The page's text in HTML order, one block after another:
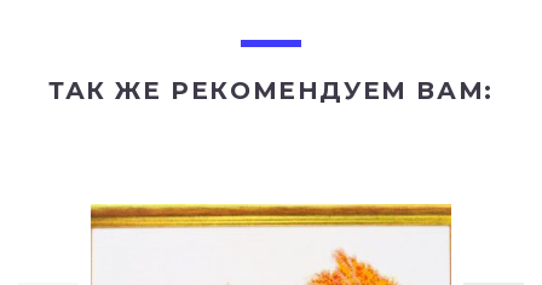
ТАК ЖЕ РЕКОМЕНДУЕМ ВАМ: